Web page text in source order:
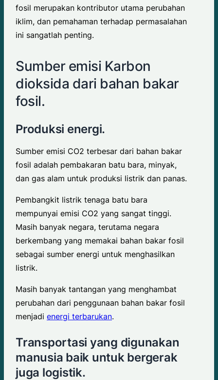
fosil merupakan kontributor utama perubahan
iklim, dan pemahaman terhadap permasalahan
ini sangatlah penting.
Sumber emisi Karbon
dioksida dari bahan bakar
fosil.
Produksi energi.
Sumber emisi CO2 terbesar dari bahan bakar
fosil adalah pembakaran batu bara, minyak,
dan gas alam untuk produksi listrik dan panas.
Pembangkit listrik tenaga batu bara
mempunyai emisi CO2 yang sangat tinggi.
Masih banyak negara, terutama negara
berkembang yang memakai bahan bakar fosil
sebagai sumber energi untuk menghasilkan
listrik.
Masih banyak tantangan yang menghambat
perubahan dari penggunaan bahan bakar fosil
menjadi energi terbarukan.
Transportasi yang digunakan
manusia baik untuk bergerak
juga logistik.